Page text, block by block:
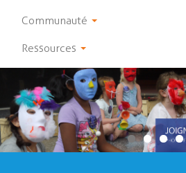
Communauté
Ressources